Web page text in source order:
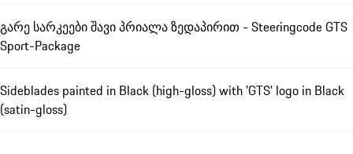
გარე სარკეები შავი პრიალა ზედაპირით - Steeringcode GTS
Sport-Package
Sideblades painted in Black (high-gloss) with 'GTS' logo in Black
(satin-gloss)